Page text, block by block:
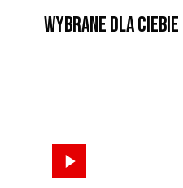
Wybrane dla Ciebie